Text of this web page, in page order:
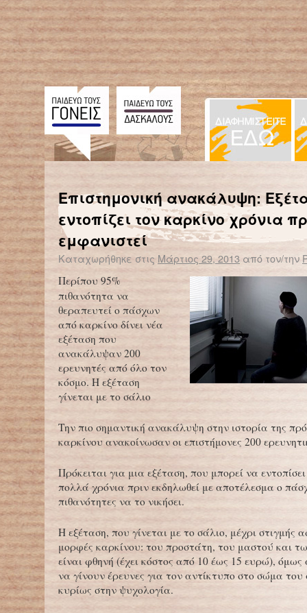
← Επιστροφή στο %s
Δίδυμες με διαφορετικό χρώμα
Επιστημονική ανακάλυψη:
εντοπίζει τον καρκίνο χρόνια
εμφανιστεί
Καταχωρήθηκε στις Μάρτιος 29, 2013 από τον/την
Περίπου 95%
πιθανότητα να
θεραπευτεί ο πάσχων
από καρκίνο δίνει νέα
εξέταση που
ανακάλυψαν 200
ερευνητές από όλο τον
κόσμο. Η εξέταση
γίνεται με το σάλιο
Την πιο σημαντική ανακάλυψη στην ιστορία της
καρκίνου ανακοίνωσαν οι επιστήμονες 200
Πρόκειται για μια εξέταση, που μπορεί να
πολλά χρόνια πριν εκδηλωθεί με αποτέλεσμα ο
πιθανότητες να το νικήσει.
Η εξέταση, που γίνεται με το σάλιο, μέχρι στιγμής
μορφές καρκίνου: του προστάτη, του μαστού και
είναι φθηνή (έχει κόστος από 10 έως 15 ευρώ),
να γίνουν έρευνες για τον αντίκτυπο στο σώμα του
κυρίως στην ψυχολογία.